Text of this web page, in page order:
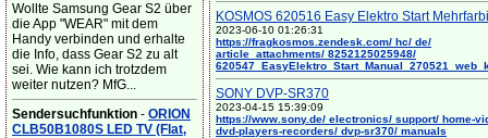
Wollte Samsung Gear S2 über
die App "WEAR" mit dem
Handy verbinden und erhalte
die Info, dass Gear S2 zu alt
sei. Wie kann ich trotzdem
weiter nutzen? MfG...
Sendersuchfunktion - ORION
CLB50B1080S LED TV (Flat,
KOSMOS 620516 Easy Elektro Start
2023-06-10 01:26:31
https://fragkosmos.zendesk.com/ hc/ de/
article_attachments/ 8252125025948/
SONY DVP-SR370
2023-04-15 15:39:09
https://www.sony.de/ electronics/ support/ home-
dvd-players-recorders/ dvp-sr370/ manuals